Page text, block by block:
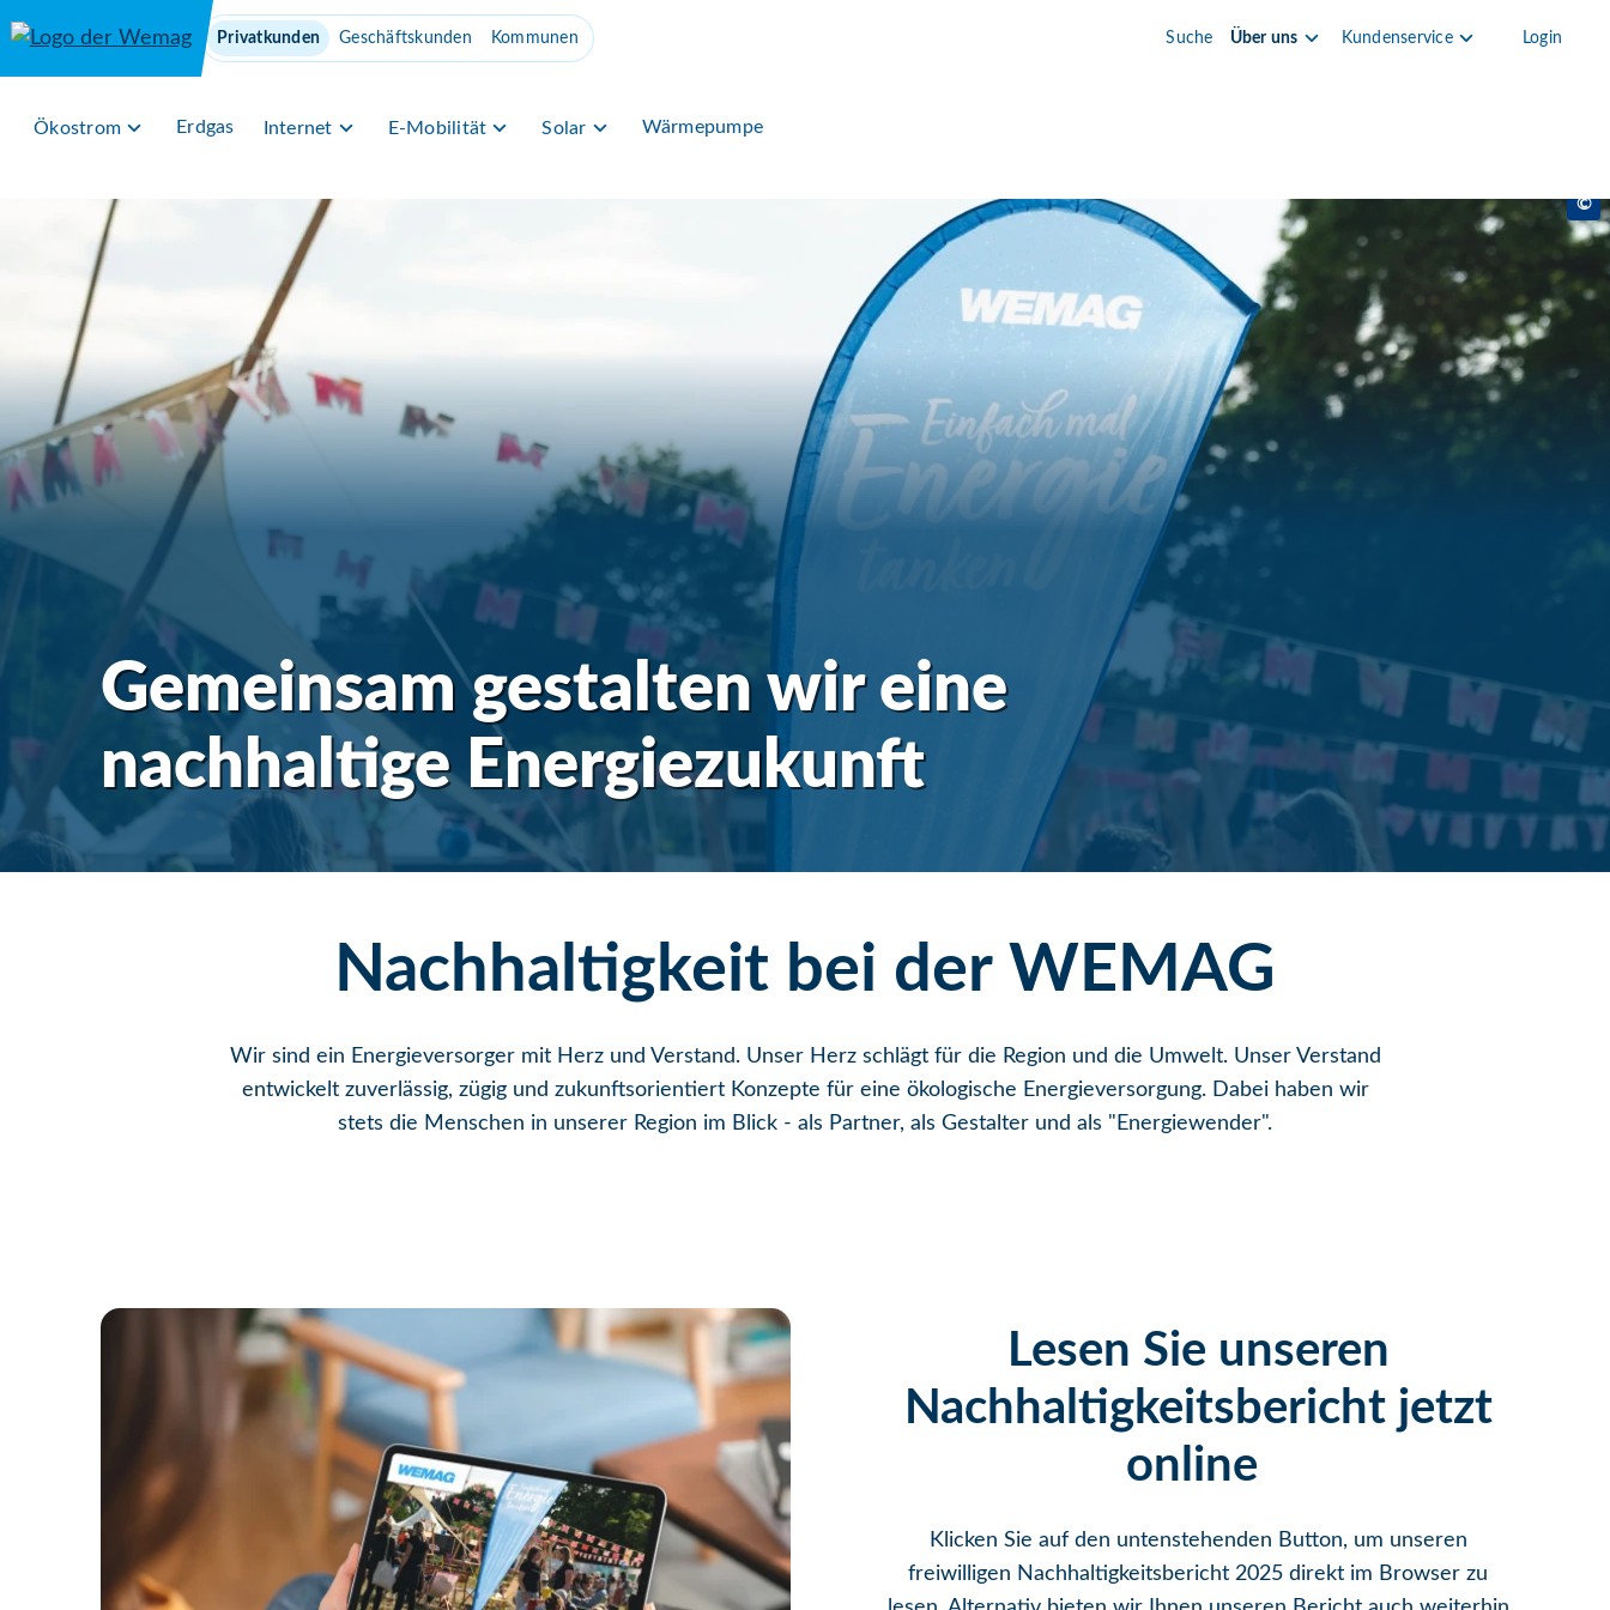
Privatkunden Geschäftskunden Kommunen Suche Über uns Kundenservice Login
Ökostrom Erdgas Internet E-Mobilität Solar Wärmepumpe
©
Gemeinsam gestalten wir eine
nachhaltige Energiezukunft
Nachhaltigkeit bei der WEMAG
Wir sind ein Energieversorger mit Herz und Verstand. Unser Herz schlägt für die Region und die Umwelt. Unser Verstand
entwickelt zuverlässig, zügig und zukunftsorientiert Konzepte für eine ökologische Energieversorgung. Dabei haben wir
stets die Menschen in unserer Region im Blick - als Partner, als Gestalter und als "Energiewender".
Lesen Sie unseren
Nachhaltigkeitsbericht jetzt
online
Klicken Sie auf den untenstehenden Button, um unseren
freiwilligen Nachhaltigkeitsbericht 2025 direkt im Browser zu